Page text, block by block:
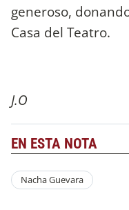
generoso,
Casa del Teatro.
J.O
EN ESTA NOTA
Nacha Guevara